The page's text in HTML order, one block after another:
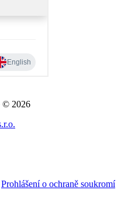
© 2026
Prohlášení o ochraně soukromí